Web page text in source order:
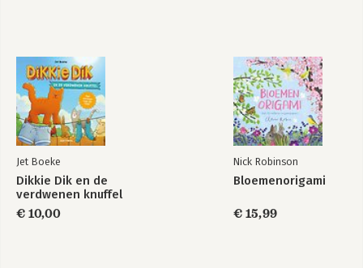
Jet Boeke
Dikkie Dik en de
verdwenen knuffel
€ 10,00
Nick Robinson
Bloemenorigami
€ 15,99